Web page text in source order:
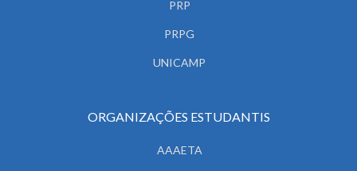
PRP
PRPG
UNICAMP
ORGANIZAÇÕES ESTUDANTIS
AAAETA